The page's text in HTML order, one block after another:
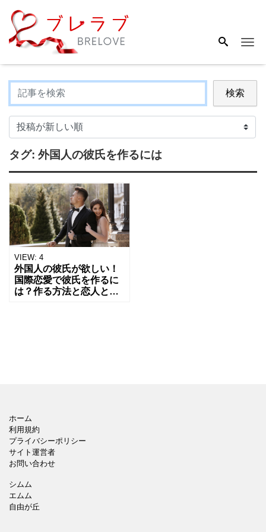
検索
タグ: 外国人の彼氏を作るには
VIEW: 4
外国人の彼氏が欲しい！
国際恋愛で彼氏を作るに
は？作る方法と恋人との
ホーム
利用規約
プライバシーポリシー
サイト運営者
お問い合わせ
シムム
エムム
自由が丘